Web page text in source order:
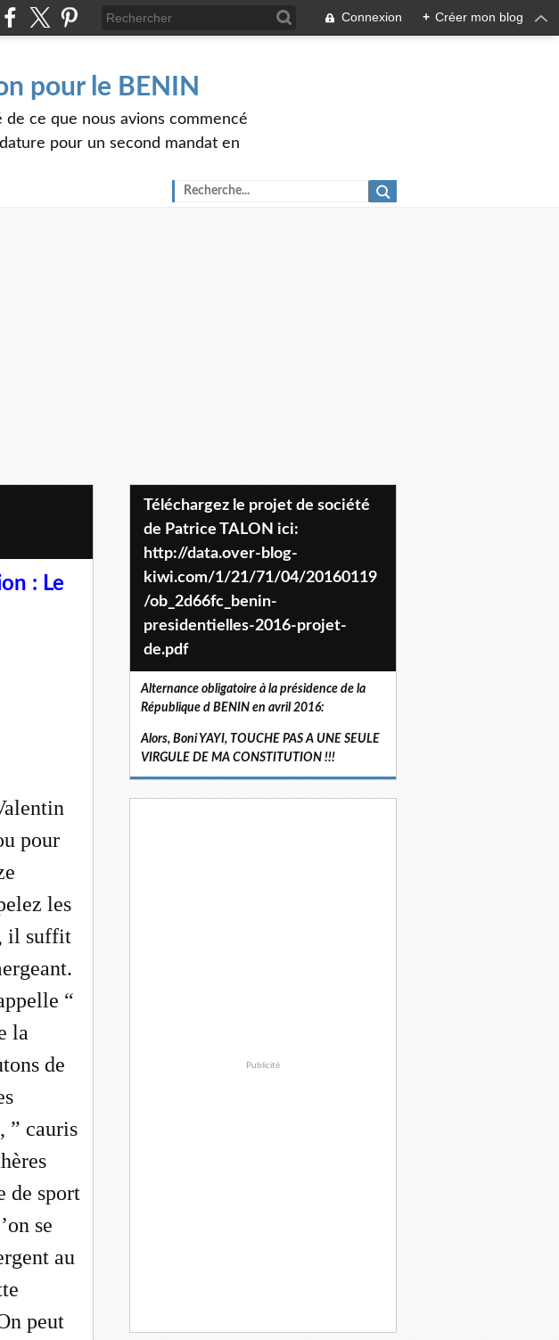
Connexion + Créer mon blog
pour le BENIN
ce que nous avions commencé
pour un second mandat en
: Le
pour
les
il suffit
“
la
de
” cauris
de sport
se
au
peut
Téléchargez le projet de société
de Patrice TALON ici:
http://data.over-blog-
kiwi.com/1/21/71/04/20160119
/ob_2d66fc_benin-
presidentielles-2016-projet-
de.pdf
Alternance obligatoire à la présidence de la
République d BENIN en avril 2016:
Alors, Boni YAYI, TOUCHE PAS A UNE SEULE
VIRGULE DE MA CONSTITUTION !!!
Publicité